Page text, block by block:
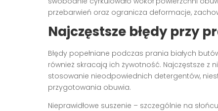
przebarwień oraz ogranicza deformacje,
Najczęstsze błędy przy
Błędy popełniane podczas prania białych
również skracają ich żywotność. Najczęstsze z
stosowanie nieodpowiednich detergentów,
przygotowania obuwia.
Nieprawidłowe suszenie – szczególnie na